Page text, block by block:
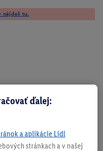
nájdeš tu.
ďalej:
a aplikácie Lidl
stránkach a v našej